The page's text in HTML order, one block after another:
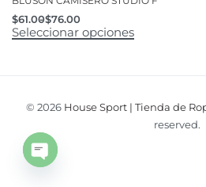
$61.00$76.00
Seleccionar opciones
© 2026 House Sport | Tienda de
reserved.
Open